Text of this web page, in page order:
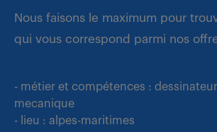
Nous faisons le maximum pour
qui vous correspond parmi nos
- métier et compétences :
mecanique
- lieu : alpes-maritimes